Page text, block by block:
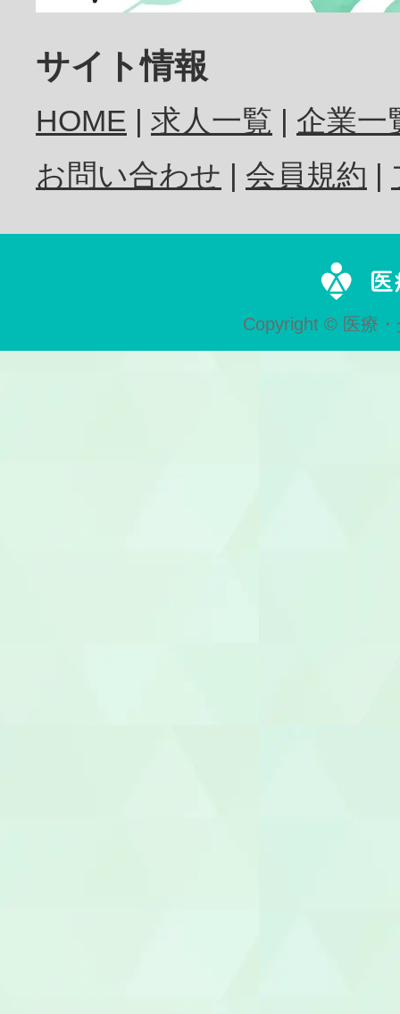
歯科衛生士
歯科技工士
サイト情報
HOME 求人一覧
企業一
お問い合わせ
会員規約
Copyright © 医療